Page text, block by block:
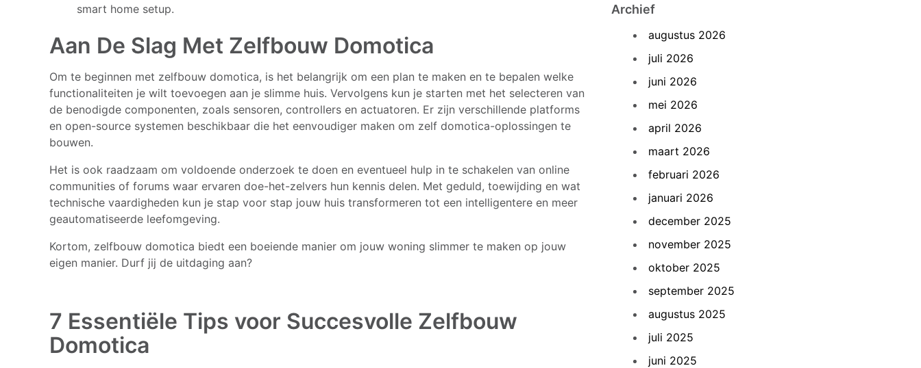
smart home setup.
Aan De Slag Met Zelfbouw Domotica
Om te beginnen met zelfbouw domotica, is het belangrijk om een plan te maken en te bepalen welke
functionaliteiten je wilt toevoegen aan je slimme huis. Vervolgens kun je starten met het selecteren van
de benodigde componenten, zoals sensoren, controllers en actuatoren. Er zijn verschillende platforms
en open-source systemen beschikbaar die het eenvoudiger maken om zelf domotica-oplossingen te
bouwen.
Het is ook raadzaam om voldoende onderzoek te doen en eventueel hulp in te schakelen van online
communities of forums waar ervaren doe-het-zelvers hun kennis delen. Met geduld, toewijding en wat
technische vaardigheden kun je stap voor stap jouw huis transformeren tot een intelligentere en meer
geautomatiseerde leefomgeving.
Kortom, zelfbouw domotica biedt een boeiende manier om jouw woning slimmer te maken op jouw
eigen manier. Durf jij de uitdaging aan?
7 Essentiële Tips voor Succesvolle Zelfbouw
Domotica
Archief
augustus 2026
juli 2026
juni 2026
mei 2026
april 2026
maart 2026
februari 2026
januari 2026
december 2025
november 2025
oktober 2025
september 2025
augustus 2025
juli 2025
juni 2025